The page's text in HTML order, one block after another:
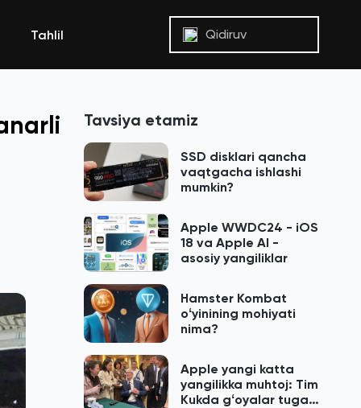
Tahlil Qidiruv
Tavsiya etamiz
SSD disklari qancha
vaqtgacha ishlashi
mumkin?
Apple WWDC24 - iOS
18 va Apple AI -
asosiy yangiliklar
Hamster Kombat
oʻyinining mohiyati
nima?
Apple yangi katta
yangilikka muhtoj: Tim
Kukda gʻoyalar tugab